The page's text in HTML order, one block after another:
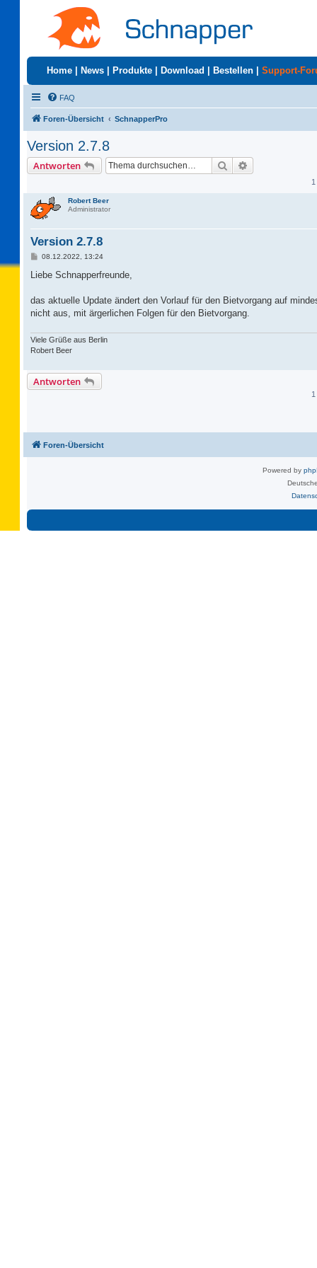
Home News Produkte Download Bestellen Support-
FAQ
Foren-Übersicht SchnapperPro
Version 2.7.8
Antworten Suche
Robert Beer
Administrator
Version 2.7.8
B
i
a
08.12.2022, 13:24
Liebe Schnapperfreunde,
das aktuelle Update ändert den Vorlauf für den Bietvorgang auf
nicht aus, mit ärgerlichen Folgen für den Bietvorgang.
Viele Grüße aus Berlin
Robert Beer
Antworten
Foren-Übersicht
Powered by